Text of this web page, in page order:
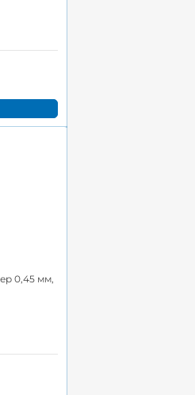
0,45 мм,